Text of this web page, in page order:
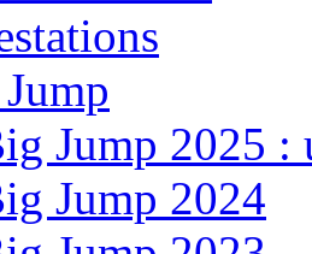
Jump 2025 :
Jump 2024